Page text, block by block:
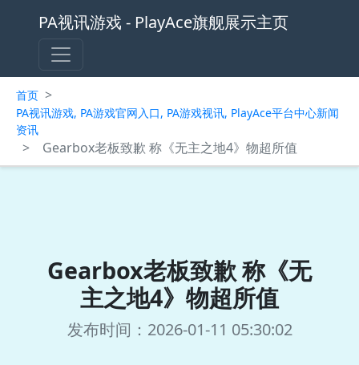
PA视讯游戏 - PlayAce旗舰展示主页
首页 >
PA视讯游戏, PA游戏官网入口, PA游戏视讯, PlayAce平台中心新闻
资讯
> Gearbox老板致歉 称《无主之地4》物超所值
Gearbox老板致歉 称《无
主之地4》物超所值
发布时间：2026-01-11 05:30:02